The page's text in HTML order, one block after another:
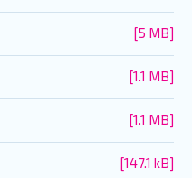
[5 MB]
[1.1 MB]
[1.1 MB]
[147.1 kB]